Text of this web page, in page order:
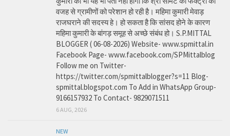
वजह से ग्रामीणों को परेशान हो रही है। महिमा कुमारी मेवाड़
राजघराने की सदस्य हे। हो सकता है कि सांसद होने के कारण
महिमा कुमारी के बांगड़ समूह से अच्छे संबंध हो। S.P.MITTAL
BLOGGER ( 06-08-2026) Website- www.spmittal.in
Facebook Page- www.facebook.com/SPMittalblog
Follow me on Twitter-
https://twitter.com/spmittalblogger?s=11 Blog-
spmittal.blogspot.com To Add in WhatsApp Group-
9166157932 To Contact- 9829071511
6 AUG, 2026
NEW